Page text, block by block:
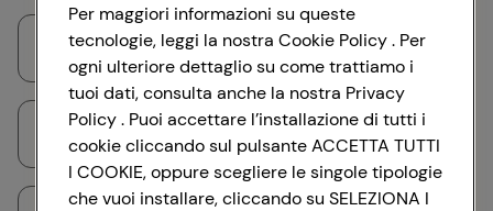
Accedi con Google
Per maggiori informazioni su queste
tecnologie, leggi la nostra Cookie Policy . Per
ogni ulteriore dettaglio su come trattiamo i
tuoi dati, consulta anche la nostra Privacy
Policy . Puoi accettare l’installazione di tutti i
cookie cliccando sul pulsante ACCETTA TUTTI
I COOKIE, oppure scegliere le singole tipologie
che vuoi installare, cliccando su SELEZIONA I